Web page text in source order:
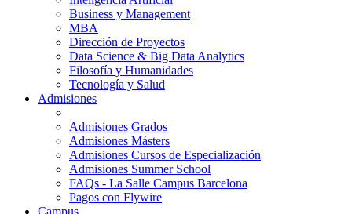
Business y Management
MBA
Dirección de Proyectos
Data Science & Big Data Analytics
Filosofía y Humanidades
Tecnología y Salud
Admisiones
Admisiones Grados
Admisiones Másters
Admisiones Cursos de Especialización
Admisiones Summer School
FAQs - La Salle Campus Barcelona
Pagos con Flywire
Campus